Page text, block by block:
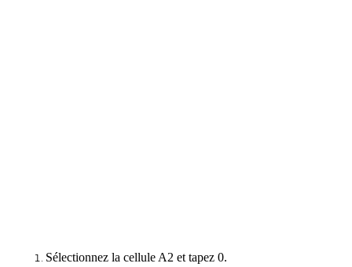
Sélectionnez la cellule A2 et tapez 0.